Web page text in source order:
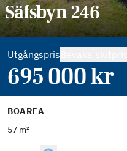
Säfsbyn 246
Utgångspris
695 000kr
BOAREA
57 m²